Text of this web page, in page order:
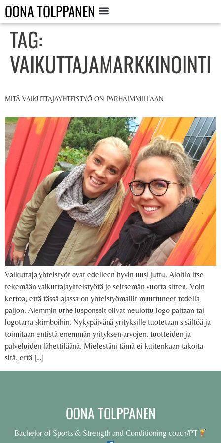
OONA TOLPPANEN
TAG:
VAIKUTTAJAMARKKINOINTI
MITÄ VAIKUTTAJAYHTEISTYÖ ON PARHAIMMILLAAN
Vaikuttaja yhteistyöt ovat edelleen hyvin uusi juttu. Aloitin itse
tekemään vaikuttajayhteistyötä jo seitsemän vuotta sitten. Voin
kertoa, että tässä ajassa on yhteistyömallit muuttuneet todella
paljon. Aiemmin urheilusponssit olivat neulottu logo paitaan tai
logotarra skimboihin. Nykypäivänä yrityksille tuotetaan sisältöä ja
toimitaan entistä enemmän yrityksen arvojen, tuotteiden ja
palveluiden lähettiläänä. Mielestäni tämä ei kuitenkaan takoita
sitä, että […]
OONA TOLPPANEN
Bachelor of Sports & Strength and Conditioning coach/PT